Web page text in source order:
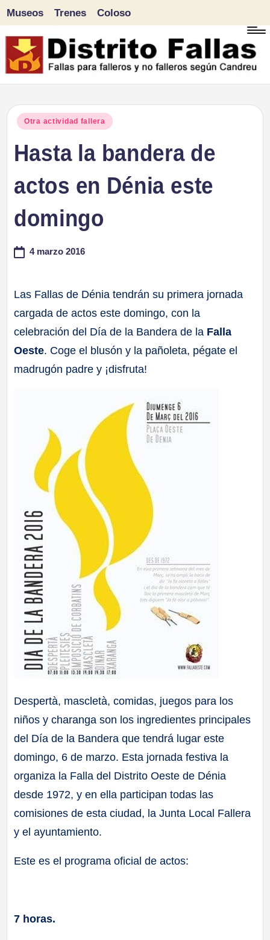
Saltar
al
Museos Trenes Coloso
Publicado
Otra actividad fallera
Hasta la bandera de
actos en Dénia este
domingo
4 marzo 2016
Las Fallas de Dénia tendrán su primera jornada
cargada de actos este domingo, con la
celebración del Día de la Bandera de la Falla
Oeste. Coge el blusón y la pañoleta, pégate el
madrugón padre y ¡disfruta!
Despertà, mascletà, comidas, juegos para los
niños y charanga son los ingredientes principales
del Día de la Bandera que tendrá lugar este
domingo, 6 de marzo. Esta jornada festiva la
organiza la Falla del Distrito Oeste de Dénia
desde 1972, y en ella participan todas las
comisiones de esta ciudad, la Junta Local Fallera
y el ayuntamiento.
Este es el programa oficial de actos:
7 horas.